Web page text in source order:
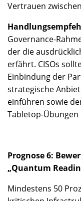
Vertrauen
Governance-
der die
erfährt. CISOs
Einbindung der
strategische
einführen sowie
Tabletop-
Prognose 6:
„Quantum
Mindestens 50